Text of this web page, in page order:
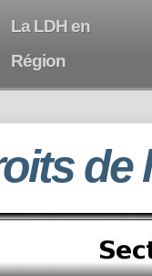
La LDH en
Région
de